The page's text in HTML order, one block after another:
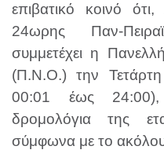
επιβατικό κοινό
24ωρης Παν-
συμμετέχει η
(Π.Ν.Ο.) την
00:01 έως 24:00),
δρομολόγια της
σύμφωνα με το